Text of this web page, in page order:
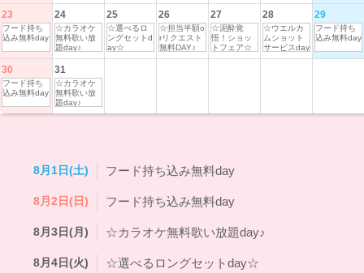
23
フード持ち
込み無料day
24
☆カラオケ
無料歌い放
題day♪
25
☆選べるロ
ングセットd
ay☆
26
☆担当半額o
rリクエスト
無料DAY♪
27
☆泥酔覚
悟！ショッ
トフェア☆
28
☆ウエルカ
ムショット
サービスday
29
フード持ち
込み無料day
30
フード持ち
込み無料day
31
☆カラオケ
無料歌い放
題day♪
8月1日(土) フード持ち込み無料day
8月2日(日) フード持ち込み無料day
8月3日(月) ☆カラオケ無料歌い放題day♪
8月4日(火) ☆選べるロングセットday☆